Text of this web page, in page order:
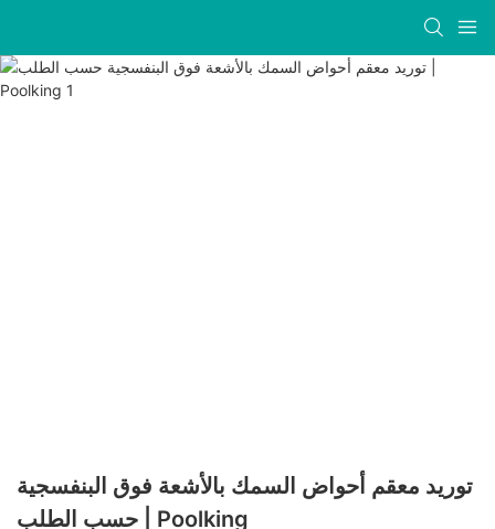
توريد معقم أحواض السمك بالأشعة فوق البنفسجية
حسب الطلب | Poolking